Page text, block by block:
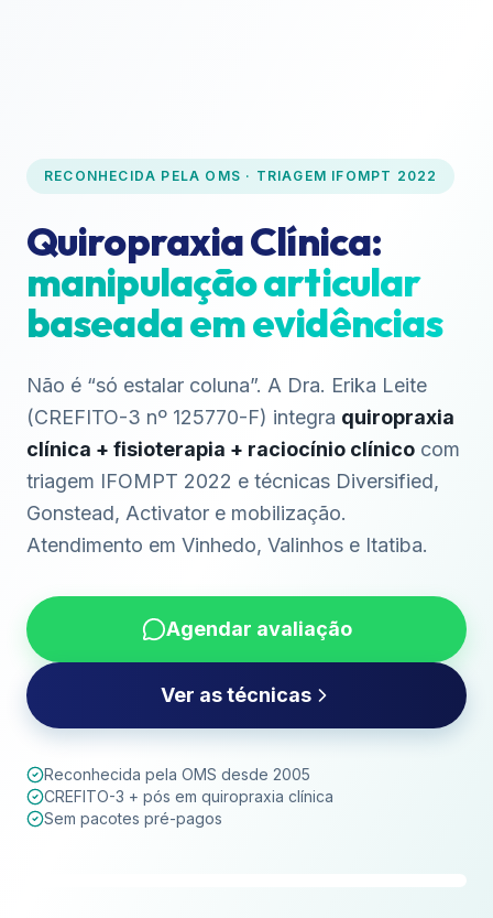
RECONHECIDA PELA OMS · TRIAGEM IFOMPT 2022
Quiropraxia Clínica:
manipulação articular
baseada em evidências
Não é “só estalar coluna”. A Dra. Erika Leite
(CREFITO-3 nº 125770-F) integra quiropraxia
clínica + fisioterapia + raciocínio clínico com
triagem IFOMPT 2022 e técnicas Diversified,
Gonstead, Activator e mobilização.
Atendimento em Vinhedo, Valinhos e Itatiba.
Agendar avaliação
Ver as técnicas
Reconhecida pela OMS desde 2005
CREFITO-3 + pós em quiropraxia clínica
Sem pacotes pré-pagos